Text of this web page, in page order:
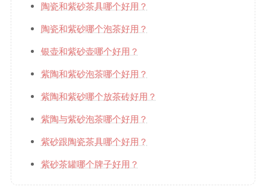
陶瓷和紫砂茶具哪个好用？
陶瓷和紫砂哪个泡茶好用？
银壶和紫砂壶哪个好用？
紫陶和紫砂泡茶哪个好用？
紫陶和紫砂哪个放茶砖好用？
紫陶与紫砂泡茶哪个好用？
紫砂跟陶瓷茶具哪个好用？
紫砂茶罐哪个牌子好用？